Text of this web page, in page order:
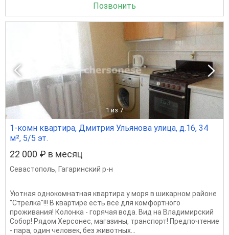
Позвонить
1 из 7
1-комн квартира, Дмитрия Ульянова улица, д.16, 34
м², 5/5 эт.
22 000 ₽ в месяц
Севастополь, Гагаринский р-н
Уютная однокомнатная квартира у моря в шикарном районе
"Стрелка"!!! В квартире есть всё для комфортного
проживания! Колонка - горячая вода. Вид на Владимирский
Собор! Рядом Херсонес, магазины, транспорт! Предпочтение
- пара, один человек, без животных...